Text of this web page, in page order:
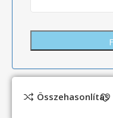
Összehasonlítás